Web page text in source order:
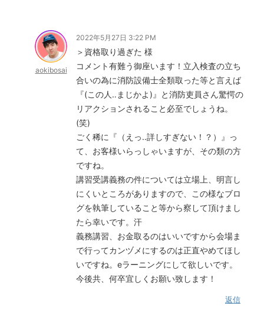
aokibosai
2022年5月27日 3:22 PM
＞資格取り過ぎた 様
コメント有難う御座います！立入検査の立ち
合いの為に消防設備士全類取った等と言えば
『(この人‥まじかよ)』と消防吏員さん驚愕の
リアクションされること必至でしょうね。
(笑)
ごく稀に『（えっ‥詳しすぎない！？）』っ
て、お客様いらっしゃいますが、その類の方
ですね。
講習受講義務の件については立場上、明言し
にくいところがありますので、この様なブロ
グを執筆していること等から察して頂けまし
たら幸いです。汗
義務講習、お金取るのはいいですから会場ま
で行ってカンヅメにするのは正直やめてほし
いですね。eラーニングにして欲しいです。
今後共、何卒宜しくお願い致します！
返信